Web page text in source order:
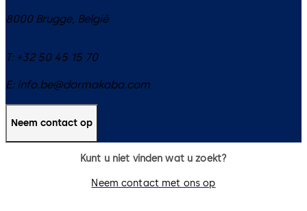
8000 Brugge, België
T: +32 50 45 15 70
E: info.be@dormakaba.com
Neem contact op
Kunt u niet vinden wat u zoekt?
Neem contact met ons op